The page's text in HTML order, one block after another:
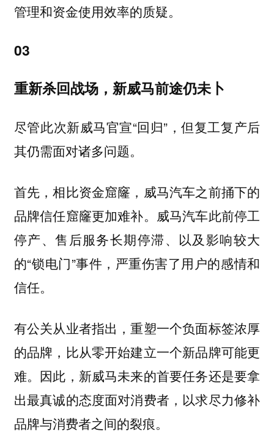
管理和资金使用效率的质疑。
03
重新杀回战场，新威马前途仍未卜
尽管此次新威马官宣“回归”，但复工复产后
其仍需面对诸多问题。
首先，相比资金窟窿，威马汽车之前捅下的
品牌信任窟窿更加难补。威马汽车此前停工
停产、售后服务长期停滞、以及影响较大
的“锁电门”事件，严重伤害了用户的感情和
信任。
有公关从业者指出，重塑一个负面标签浓厚
的品牌，比从零开始建立一个新品牌可能更
难。因此，新威马未来的首要任务还是要拿
出最真诚的态度面对消费者，以求尽力修补
品牌与消费者之间的裂痕。